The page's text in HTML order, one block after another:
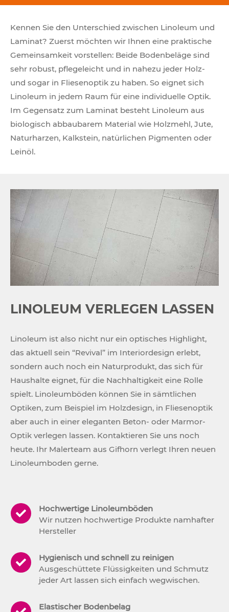
Kennen Sie den Unterschied zwischen Linoleum und
Laminat? Zuerst möchten wir Ihnen eine praktische
Gemeinsamkeit vorstellen: Beide Bodenbeläge sind
sehr robust, pflegeleicht und in nahezu jeder Holz-
und sogar in Fliesenoptik zu haben. So eignet sich
Linoleum in jedem Raum für eine individuelle Optik.
Im Gegensatz zum Laminat besteht Linoleum aus
biologisch abbaubarem Material wie Holzmehl, Jute,
Naturharzen, Kalkstein, natürlichen Pigmenten oder
Leinöl.
LINOLEUM VERLEGEN LASSEN
Linoleum ist also nicht nur ein optisches Highlight,
das aktuell sein “Revival” im Interiordesign erlebt,
sondern auch noch ein Naturprodukt, das sich für
Haushalte eignet, für die Nachhaltigkeit eine Rolle
spielt. Linoleumböden können Sie in sämtlichen
Optiken, zum Beispiel im Holzdesign, in Fliesenoptik
aber auch in einer eleganten Beton- oder Marmor-
Optik verlegen lassen. Kontaktieren Sie uns noch
heute. Ihr Malerteam aus Gifhorn verlegt Ihren neuen
Linoleumboden gerne.
Hochwertige Linoleumböden
Wir nutzen hochwertige Produkte namhafter
Hersteller
Hygienisch und schnell zu reinigen
Ausgeschüttete Flüssigkeiten und Schmutz
jeder Art lassen sich einfach wegwischen.
Elastischer Bodenbelag